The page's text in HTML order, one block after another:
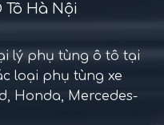
Tô Hà Nội
lý phụ tùng ô tô tại
loại phụ tùng xe
Honda, Mercedes-